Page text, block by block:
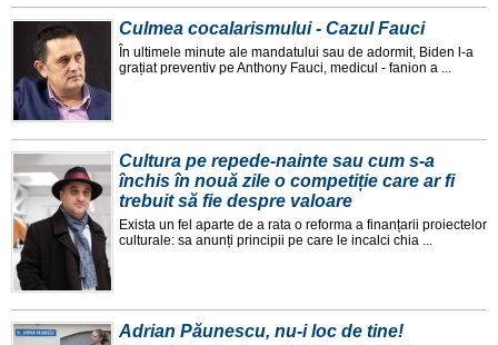
Culmea cocalarismului - Cazul Fauci
În ultimele minute ale mandatului sau de adormit, Biden l-a
grațiat preventiv pe Anthony Fauci, medicul - fanion a ...
Cultura pe repede-nainte sau cum s-a
închis în nouă zile o competiție care ar fi
trebuit să fie despre valoare
Exista un fel aparte de a rata o reforma a finanțarii proiectelor
culturale: sa anunți principii pe care le incalci chia ...
Adrian Păunescu, nu-i loc de tine!